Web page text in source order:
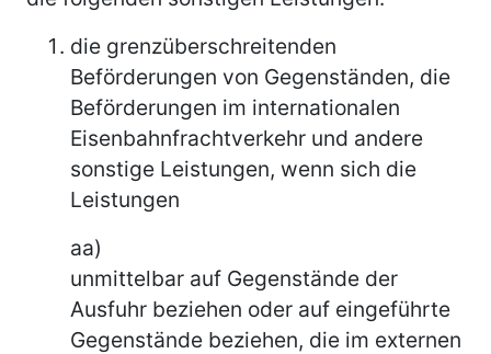
die grenzüberschreitenden
Beförderungen von Gegenständen, die
Beförderungen im internationalen
Eisenbahnfrachtverkehr und andere
sonstige Leistungen, wenn sich die
Leistungen
aa)
unmittelbar auf Gegenstände der
Ausfuhr beziehen oder auf eingeführte
Gegenstände beziehen, die im externen